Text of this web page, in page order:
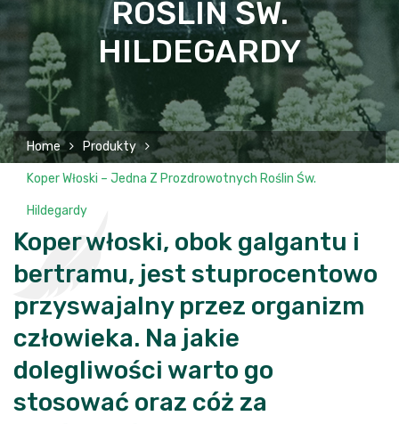
ROŚLIN ŚW.
HILDEGARDY
Home Produkty
Koper Włoski – Jedna Z Prozdrowotnych Roślin Św.
Hildegardy
Koper włoski, obok galgantu i
bertramu, jest stuprocentowo
przyswajalny przez organizm
człowieka. Na jakie
dolegliwości warto go
stosować oraz cóż za